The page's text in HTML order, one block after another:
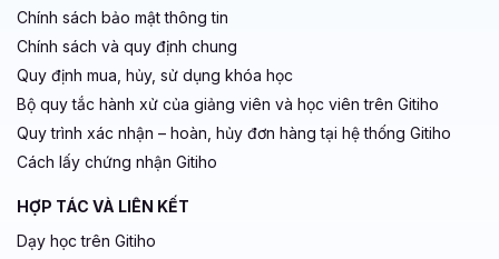
Chính sách bảo mật thông tin
Chính sách và quy định chung
Quy định mua, hủy, sử dụng khóa học
Bộ quy tắc hành xử của giảng viên và học viên trên Gitiho
Quy trình xác nhận – hoàn, hủy đơn hàng tại hệ thống Gitiho
Cách lấy chứng nhận Gitiho
HỢP TÁC VÀ LIÊN KẾT
Dạy học trên Gitiho